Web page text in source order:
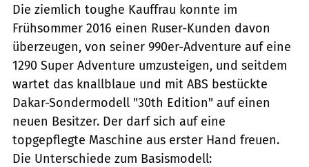
Die ziemlich toughe Kauffrau konnte im
Frühsommer 2016 einen Ruser-Kunden davon
überzeugen, von seiner 990er-Adventure auf eine
1290 Super Adventure umzusteigen, und seitdem
wartet das knallblaue und mit ABS bestückte
Dakar-Sondermodell "30th Edition" auf einen
neuen Besitzer. Der darf sich auf eine
topgepflegte Maschine aus erster Hand freuen.
Die Unterschiede zum Basismodell: